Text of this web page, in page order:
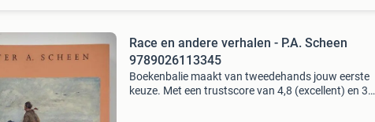
Race en andere verhalen - P.A. Scheen
9789026113345
Boekenbalie maakt van tweedehands jouw eerste
keuze. Met een trustscore van 4,8 (excellent) en 30